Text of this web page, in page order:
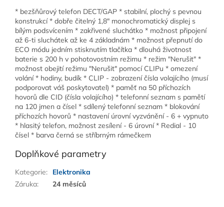
* bezšňůrový telefon DECT/GAP * stabilní, plochý s pevnou
konstrukcí * dobře čitelný 1,8" monochromatický displej s
bílým podsvícením * zakřivené sluchátko * možnost připojení
až 6-ti sluchátek až ke 4 základnám * možnost přepnutí do
ECO módu jedním stisknutím tlačítka * dlouhá životnost
baterie s 200 h v pohotovostním režimu * režim "Nerušit" *
možnost obejití režimu "Nerušit" pomocí CLIPu * omezení
volání * hodiny, budík * CLIP - zobrazení čísla volajícího (musí
podporovat váš poskytovatel) * paměť na 50 příchozích
hovorů dle CID (čísla volajícího) * telefonní seznam s pamětí
na 120 jmen a čísel * sdílený telefonní seznam * blokování
příchozích hovorů * nastavení úrovní vyzvánění - 6 + vypnuto
* hlasitý telefon, možnost zesílení - 6 úrovní * Redial - 10
čísel * barva černá se stříbrným rámečkem
Doplňkové parametry
Kategorie:
Elektronika
Záruka: 24 měsíců